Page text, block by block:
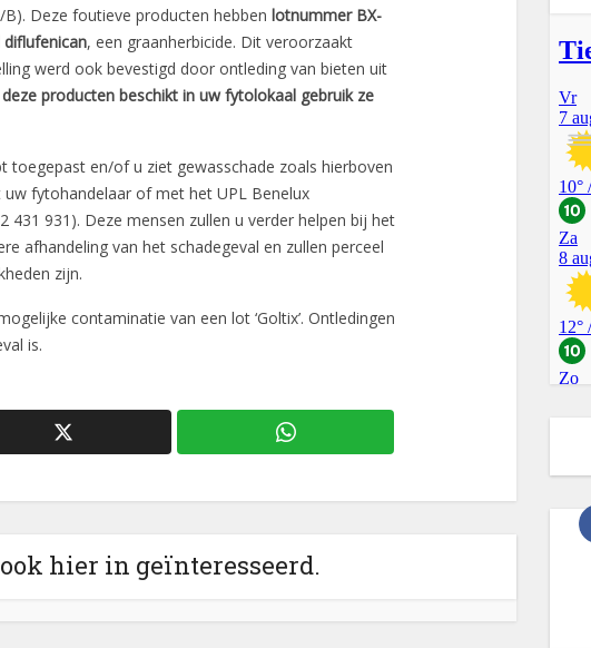
B). Deze foutieve producten hebben lotnummer BX-
, een graanherbicide. Dit veroorzaakt
werd ook bevestigd door ontleding van bieten uit
producten beschikt in uw fytolokaal gebruik ze
toegepast en/of u ziet gewasschade zoals hierboven
fytohandelaar of met het UPL Benelux
931). Deze mensen zullen u verder helpen bij het
afhandeling van het schadegeval en zullen perceel
zijn.
contaminatie van een lot ‘Goltix’. Ontledingen
is.
hier in geïnteresseerd.